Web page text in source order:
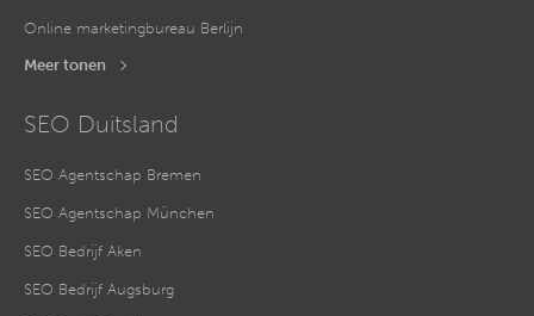
Online marketingbureau Berlijn
Meer tonen
SEO Duitsland
SEO Agentschap Bremen
SEO Agentschap München
SEO Bedrijf Aken
SEO Bedrijf Augsburg